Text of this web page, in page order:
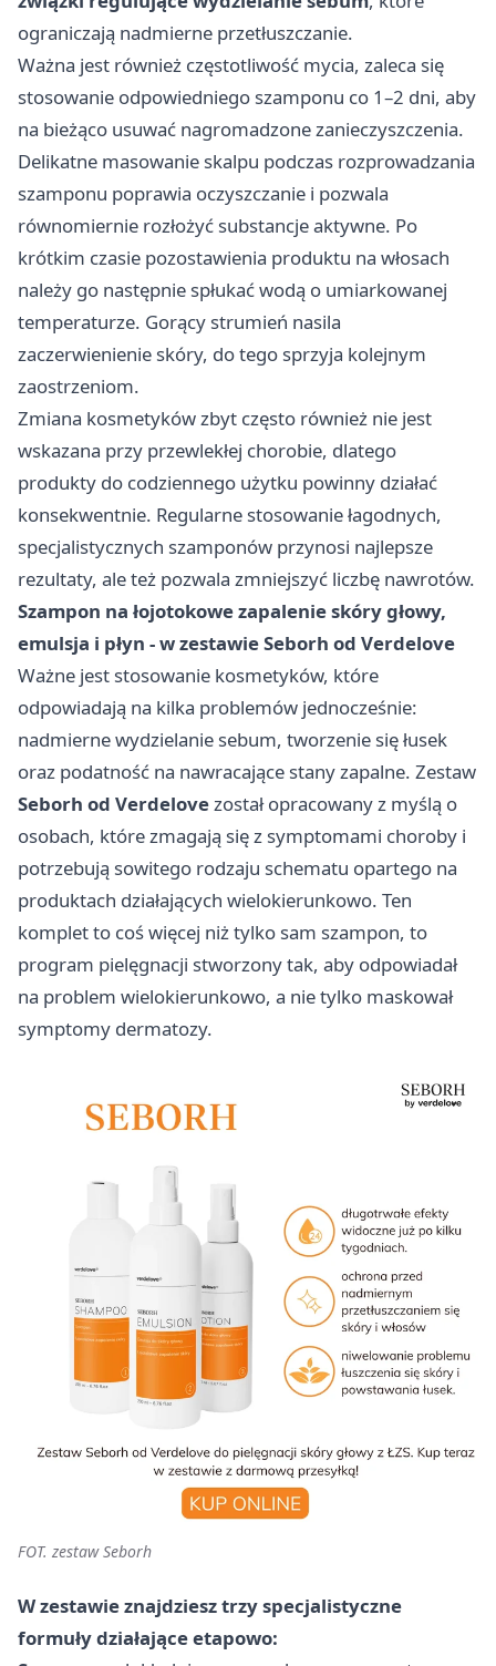
ograniczają nadmierne przetłuszczanie.
Ważna jest również częstotliwość mycia, zaleca się
stosowanie odpowiedniego szamponu co 1–2 dni, aby
na bieżąco usuwać nagromadzone zanieczyszczenia.
Delikatne masowanie skalpu podczas rozprowadzania
szamponu poprawia oczyszczanie i pozwala
równomiernie rozłożyć substancje aktywne. Po
krótkim czasie pozostawienia produktu na włosach
należy go następnie spłukać wodą o umiarkowanej
temperaturze. Gorący strumień nasila
zaczerwienienie skóry, do tego sprzyja kolejnym
zaostrzeniom.
Zmiana kosmetyków zbyt często również nie jest
wskazana przy przewlekłej chorobie, dlatego
produkty do codziennego użytku powinny działać
konsekwentnie. Regularne stosowanie łagodnych,
specjalistycznych szamponów przynosi najlepsze
rezultaty, ale też pozwala zmniejszyć liczbę nawrotów.
Szampon na łojotokowe zapalenie skóry głowy,
emulsja i płyn - w zestawie Seborh od Verdelove
Ważne jest stosowanie kosmetyków, które
odpowiadają na kilka problemów jednocześnie:
nadmierne wydzielanie sebum, tworzenie się łusek
oraz podatność na nawracające stany zapalne. Zestaw
Seborh od Verdelovezostał opracowany z myślą o
osobach, które zmagają się z symptomami choroby i
potrzebują sowitego rodzaju schematu opartego na
produktach działających wielokierunkowo. Ten
komplet to coś więcej niż tylko sam szampon, to
program pielęgnacji stworzony tak, aby odpowiadał
na problem wielokierunkowo, a nie tylko maskował
symptomy dermatozy.
FOT. zestaw Seborh
W zestawie znajdziesz trzy specjalistyczne
formuły działające etapowo: